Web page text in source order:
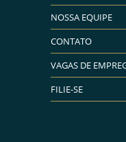
NOSSA EQUIPE
CONTATO
VAGAS DE
FILIE-SE